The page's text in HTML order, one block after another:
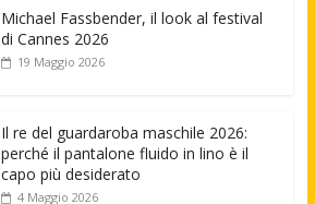
Michael Fassbender, il look al festival
di Cannes 2026
19 Maggio 2026
Il re del guardaroba maschile 2026:
perché il pantalone fluido in lino è il
capo più desiderato
4 Maggio 2026